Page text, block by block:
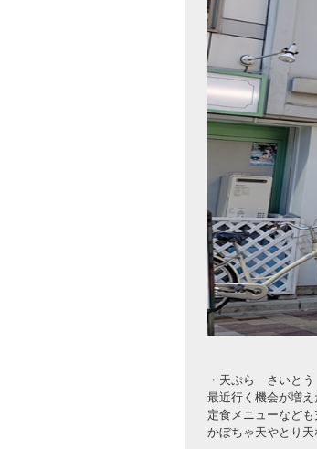
・天ぷら さいとう
最近行く機会が増え
定食メニューなど
かぼちゃ天やとり